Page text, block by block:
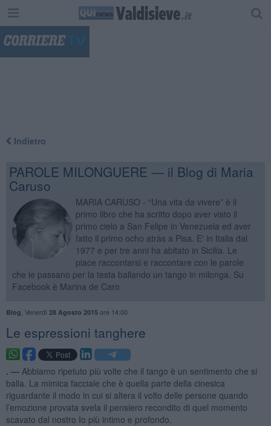
Indietro
PAROLE MILONGUERE — il Blog di Maria
Caruso
MARIA CARUSO - “Una vita da vivere” è il
primo libro che ha scritto dopo aver visto il
primo cielo a San Felipe in Venezuela ed aver
fatto il primo ocho atràs a Pisa. E' in Italia dal
1977 e per tre anni ha abitato in Sicilia. Le
piace raccontarsi e raccontare con le parole
che le passano per la testa ballando un tango in milonga. Su
Facebook è Marina de Caro
Blog Venerdì 28 Agosto 2015ore 14:00
Le espressioni tanghere
. — Abbiamo ripetuto più volte che il tango è un sentimento che si
balla. La mimica facciale che è quella parte della cinesica
riguardante il modo in cui si altera il volto delle persone quando
l’emozione provata svela il pensiero recondito di quel momento
scavato dal nostro Io più intimo e profondo.